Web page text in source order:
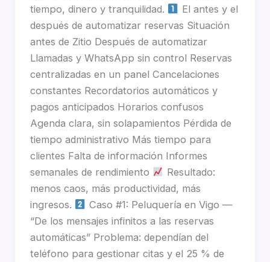
tiempo, dinero y tranquilidad.
El antes y el
después de automatizar reservas Situación
antes de Zitio Después de automatizar
Llamadas y WhatsApp sin control Reservas
centralizadas en un panel Cancelaciones
constantes Recordatorios automáticos y
pagos anticipados Horarios confusos
Agenda clara, sin solapamientos Pérdida de
tiempo administrativo Más tiempo para
clientes Falta de información Informes
semanales de rendimiento
Resultado:
menos caos, más productividad, más
ingresos.
Caso #1: Peluquería en Vigo —
“De los mensajes infinitos a las reservas
automáticas” Problema: dependían del
teléfono para gestionar citas y el 25 % de